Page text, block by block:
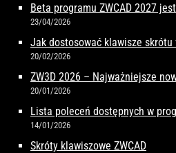
Beta programu ZWCAD 2027
23/04/2026
Jak dostosować klawisze skrótu
20/02/2026
ZW3D 2026 – Najważniejsze
20/01/2026
Lista poleceń dostępnych w
14/01/2026
Skróty klawiszowe ZWCAD